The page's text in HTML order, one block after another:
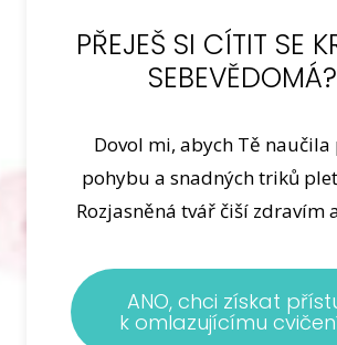
PŘEJEŠ SI CÍTIT SE
SEBEVĚDOMÁ?
Dovol mi, abych Tě
pohybu a snadných triků
Rozjasněná tvář čiší zdravím
ANO, chci získat
k omlazujícímu cvičení